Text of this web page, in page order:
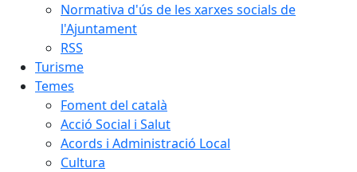
Normativa d'ús de les xarxes socials de
l'Ajuntament
RSS
Turisme
Temes
Foment del català
Acció Social i Salut
Acords i Administració Local
Cultura